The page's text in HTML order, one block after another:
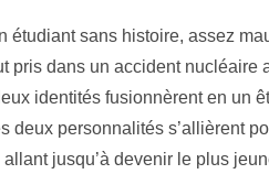
étudiant sans histoire, assez
pris dans un accident nucléaire
identités fusionnèrent en un
deux personnalités s’allièrent
jusqu’à devenir le plus